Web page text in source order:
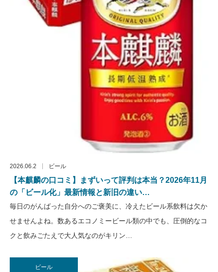
2026.06.2 ビール
【本麒麟の口コミ】まずいって評判は本当？2026年11月
の「ビール化」最新情報と新旧の違い…
毎日のがんばった自分へのご褒美に、冷えたビール系飲料は欠か
せませんよね。数あるエコノミービール類の中でも、圧倒的なコ
クと飲みごたえで大人気なのがキリン…
ビール